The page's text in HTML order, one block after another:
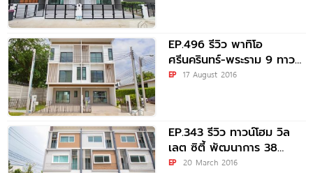
EP.496 รีวิว พาทิโอ
ศรีนครินทร์-พระราม 9 ทาวน์
โฮม 2 ชั้น ราคาเริ่ม 3.85
EP 17 August 2016
EP.343 รีวิว ทาวน์โฮม วิล
เลต ซิตี้ พัฒนาการ 38
Villette City Pattanakarn
EP 20 March 2016